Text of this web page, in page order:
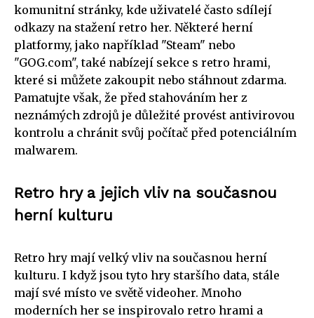
komunitní stránky, kde uživatelé často sdílejí
odkazy na stažení retro her. Některé herní
platformy, jako například "Steam" nebo
"GOG.com", také nabízejí sekce s retro hrami,
které si můžete zakoupit nebo stáhnout zdarma.
Pamatujte však, že před stahováním her z
neznámých zdrojů je důležité provést antivirovou
kontrolu a chránit svůj počítač před potenciálním
malwarem.
Retro hry a jejich vliv na současnou
herní kulturu
Retro hry mají velký vliv na současnou herní
kulturu. I když jsou tyto hry staršího data, stále
mají své místo ve světě videoher. Mnoho
moderních her se inspirovalo retro hrami a